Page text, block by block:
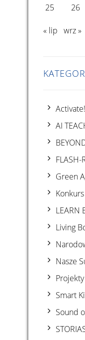
25
26
« lip wrz »
Activate!
AI
FLASH-
Green
Konkurs
LEARN
Living
Nasze
Projekty
Smart
Sound